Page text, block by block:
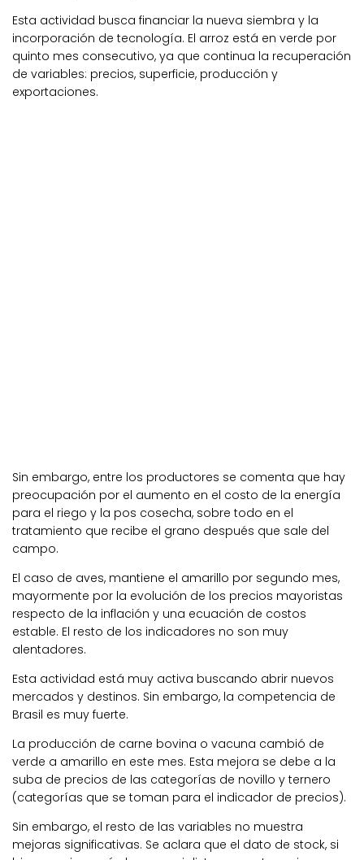
Esta actividad busca financiar la nueva siembra y la
incorporación de tecnología. El arroz está en verde por
quinto mes consecutivo, ya que continua la recuperación
de variables: precios, superficie, producción y
exportaciones.
Sin embargo, entre los productores se comenta que hay
preocupación por el aumento en el costo de la energía
para el riego y la pos cosecha, sobre todo en el
tratamiento que recibe el grano después que sale del
campo.
El caso de aves, mantiene el amarillo por segundo mes,
mayormente por la evolución de los precios mayoristas
respecto de la inflación y una ecuación de costos
estable. El resto de los indicadores no son muy
alentadores.
Esta actividad está muy activa buscando abrir nuevos
mercados y destinos. Sin embargo, la competencia de
Brasil es muy fuerte.
La producción de carne bovina o vacuna cambió de
verde a amarillo en este mes. Esta mejora se debe a la
suba de precios de las categorías de novillo y ternero
(categorías que se toman para el indicador de precios).
Sin embargo, el resto de las variables no muestra
mejoras significativas. Se aclara que el dato de stock, si